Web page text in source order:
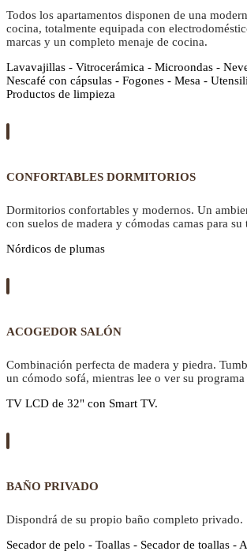
Todos los apartamentos disponen de una
cocina, totalmente equipada con
marcas y un completo menaje de cocina.
Lavavajillas - Vitrocerámica - Microondas -
Nescafé con cápsulas - Fogones - Mesa -
Productos de limpieza
CONFORTABLES DORMITORIOS
Dormitorios confortables y modernos. Un
con suelos de madera y cómodas camas para su
Nórdicos de plumas
ACOGEDOR SALÓN
Combinación perfecta de madera y piedra.
un cómodo sofá, mientras lee o ver su
TV LCD de 32" con Smart TV.
BAÑO PRIVADO
Dispondrá de su propio baño completo privado.
Secador de pelo - Toallas - Secador de toallas -